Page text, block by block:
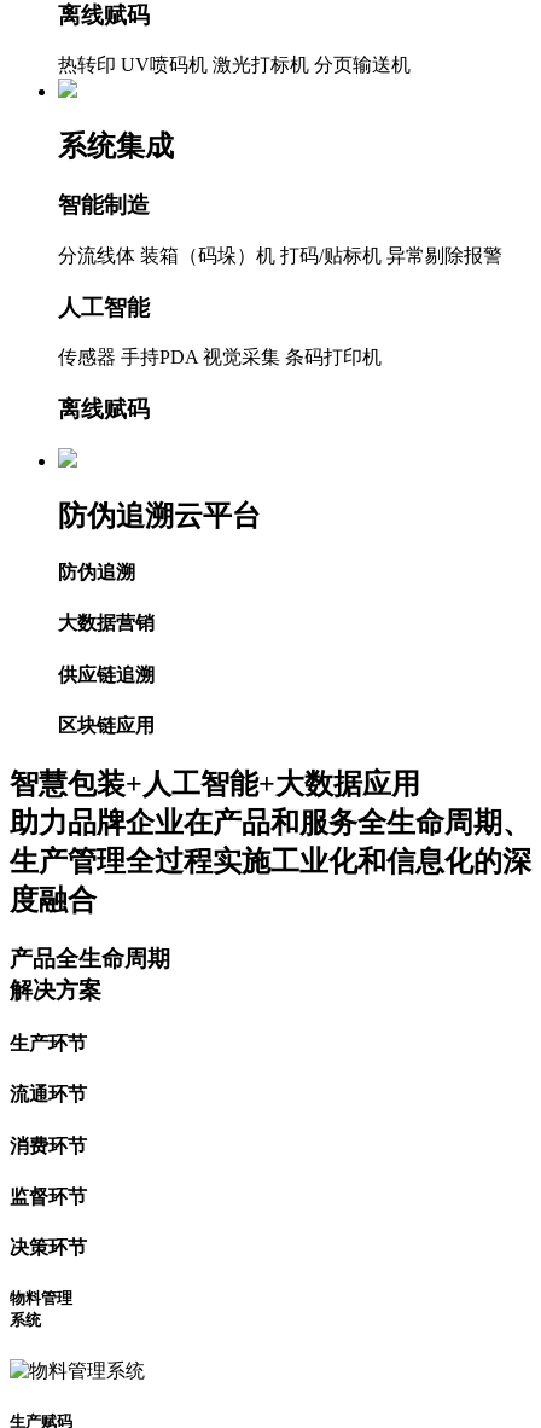
离线赋码
热转印 UV喷码机 激光打标机 分页输送机
系统集成
智能制造
分流线体 装箱（码垛）机 打码/贴标机 异常剔除报警
人工智能
传感器 手持PDA 视觉采集 条码打印机
离线赋码
防伪追溯云平台
防伪追溯
大数据营销
供应链追溯
区块链应用
智慧包装+人工智能+大数据应用
助力品牌企业在产品和服务全生命周期、
生产管理全过程实施工业化和信息化的深
度融合
产品全生命周期
解决方案
生产环节
流通环节
消费环节
监督环节
决策环节
物料管理
系统
生产赋码